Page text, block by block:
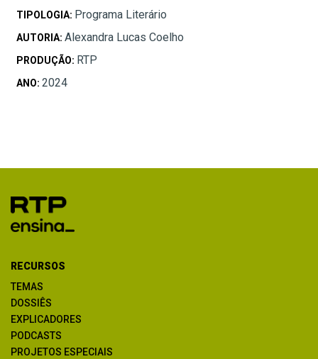
TIPOLOGIA: Programa Literário
AUTORIA: Alexandra Lucas Coelho
PRODUÇÃO: RTP
ANO: 2024
RECURSOS
TEMAS
DOSSIÊS
EXPLICADORES
PODCASTS
PROJETOS ESPECIAIS